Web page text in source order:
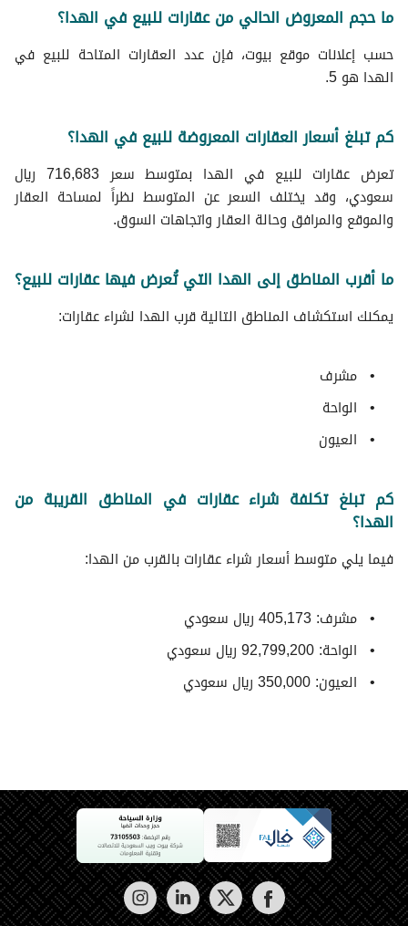
عقارات حي الناصفة
عقارات حي الراشدية
ما حجم المعروض الحالي من عقارات للبيع في الهدا؟
حسب إعلانات موقع بيوت، فإن عدد العقارات المتاحة للبيع في
الهدا هو 5.
كم تبلغ أسعار العقارات المعروضة للبيع في الهدا؟
تعرض عقارات للبيع في الهدا بمتوسط سعر 716,683 ريال
سعودي، وقد يختلف السعر عن المتوسط نظراً لمساحة العقار
والموقع والمرافق وحالة العقار واتجاهات السوق.
ما أقرب المناطق إلى الهدا التي تُعرض فيها عقارات للبيع؟
يمكنك استكشاف المناطق التالية قرب الهدا لشراء عقارات:
مشرف
الواحة
العيون
كم تبلغ تكلفة شراء عقارات في المناطق القريبة من
الهدا؟
فيما يلي متوسط ​​أسعار شراء عقارات بالقرب من الهدا:
مشرف: 405,173 ريال سعودي
الواحة: 92,799,200 ريال سعودي
العيون: 350,000 ريال سعودي